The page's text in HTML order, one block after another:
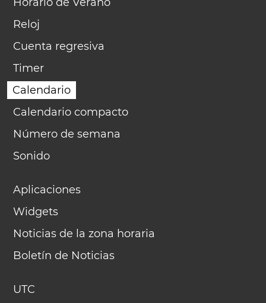
Reloj
Cuenta regresiva
Timer
Calendario
Calendario compacto
Número de semana
Sonido
Aplicaciones
Widgets
Noticias de la zona horaria
Boletín de Noticias
UTC